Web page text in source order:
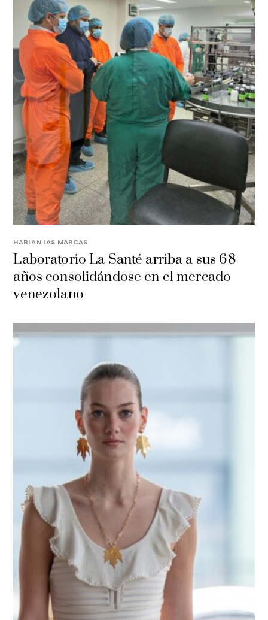
HABLAN LAS MARCAS
Laboratorio La Santé arriba a sus 68
años consolidándose en el mercado
venezolano